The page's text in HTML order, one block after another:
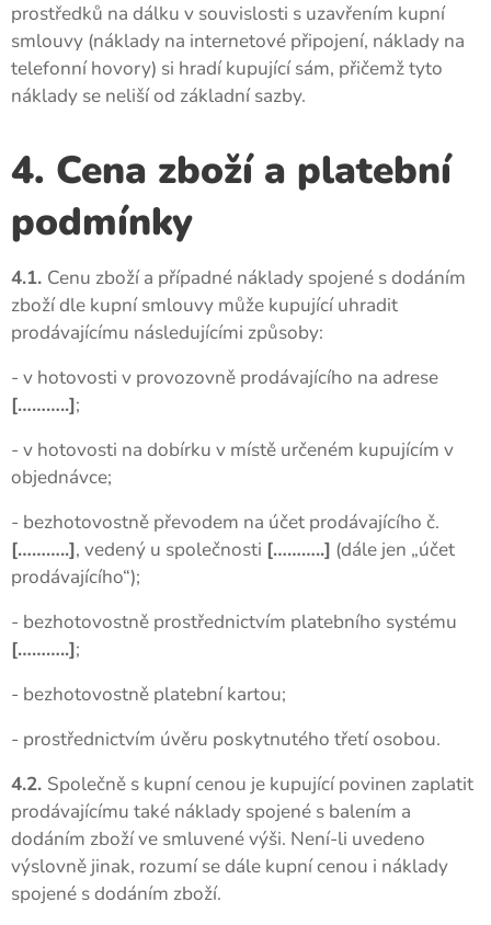
prostředků na dálku v souvislosti s uzavřením kupní
smlouvy (náklady na internetové připojení, náklady na
telefonní hovory) si hradí kupující sám, přičemž tyto
náklady se neliší od základní sazby.
4. Cena zboží a platební
podmínky
4.1. Cenu zboží a případné náklady spojené s dodáním
zboží dle kupní smlouvy může kupující uhradit
prodávajícímu následujícími způsoby:
- v hotovosti v provozovně prodávajícího na adrese
[………..];
- v hotovosti na dobírku v místě určeném kupujícím v
objednávce;
- bezhotovostně převodem na účet prodávajícího č.
[………..], vedený u společnosti [………..] (dále jen „účet
prodávajícího“);
- bezhotovostně prostřednictvím platebního systému
[………..];
- bezhotovostně platební kartou;
- prostřednictvím úvěru poskytnutého třetí osobou.
4.2. Společně s kupní cenou je kupující povinen zaplatit
prodávajícímu také náklady spojené s balením a
dodáním zboží ve smluvené výši. Není-li uvedeno
výslovně jinak, rozumí se dále kupní cenou i náklady
spojené s dodáním zboží.